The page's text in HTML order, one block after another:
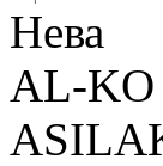
Нева
AL-KO